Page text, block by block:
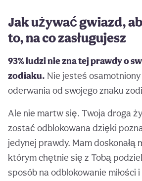
Jak używać gwiazd,
to, na co zasługujesz
93% ludzi nie zna tej prawdy o
zodiaku. Nie jesteś
oderwania od swojego znaku
Ale nie martw się. Twoja droga
zostać odblokowana dzięki
jedynej prawdy. Mam doskonałą
którym chętnie się z Tobą
sposób na odblokowanie miłości